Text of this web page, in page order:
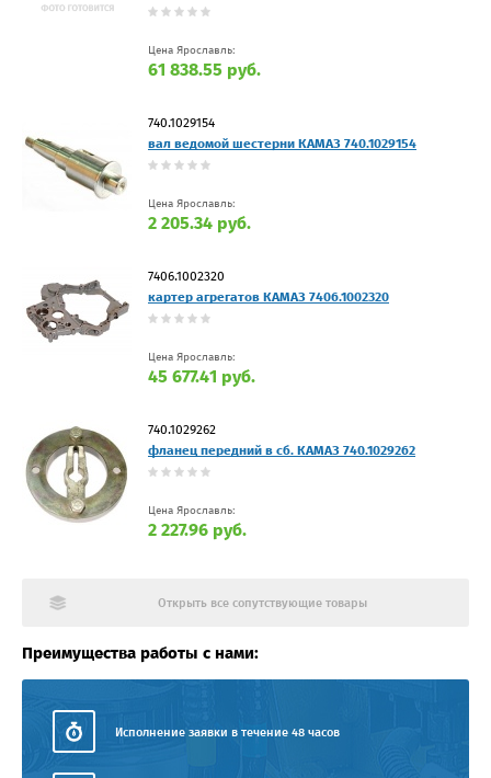
Цена Ярославль:
61 838.55 руб.
740.1029154
вал ведомой шестерни КАМАЗ 740.1029154
Цена Ярославль:
2 205.34 руб.
7406.1002320
картер агрегатов КАМАЗ 7406.1002320
Цена Ярославль:
45 677.41 руб.
740.1029262
фланец передний в сб. КАМАЗ 740.1029262
Цена Ярославль:
2 227.96 руб.
Открыть все сопутствующие товары
Преимущества работы с нами:
Исполнение заявки в течение 48 часов